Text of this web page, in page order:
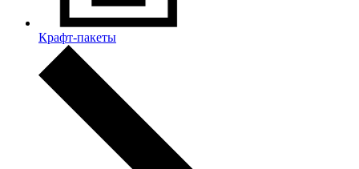
Крафт-пакеты